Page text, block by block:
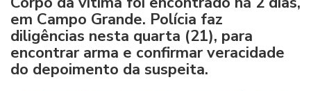
em Campo Grande. Polícia faz
diligências nesta quarta (21), para
encontrar arma e confirmar veracidade
do depoimento da suspeita.